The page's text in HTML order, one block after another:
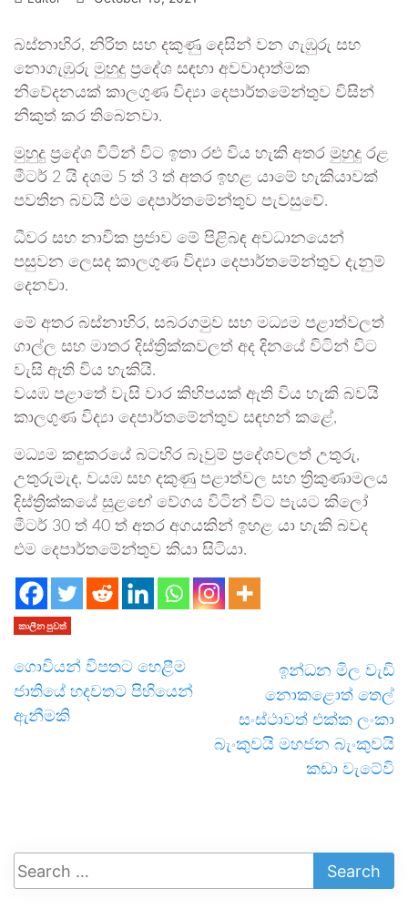
බස්නාහිර, නිරිත සහ දකුණු දෙසින් වන ගැඹුරු සහ
නොගැඹුරු මුහුදු ප්‍රදේශ සඳහා අවවාදාත්මක
නිවේදනයක් කාලගුණ විද්‍යා දෙපාර්තමේන්තුව විසින්
නිකුත් කර තිබෙනවා.
මුහුදු ප්‍රදේශ විටින් විට ඉතා රළු විය හැකි අතර මුහුදු රළ
මීටර් 2 යි දශම 5 ත් 3 ත් අතර ඉහළ යාමේ හැකියාවක්
පවතින බවයි එම දෙපාර්තමේන්තුව පැවසුවේ.
ධීවර සහ නාවික ප්‍රජාව මේ පිළිබඳ අවධානයෙන්
පසුවන ලෙසද කාලගුණ විද්‍යා දෙපාර්තමේන්තුව දැනුම්
දෙනවා.
මේ අතර බස්නාහිර, සබරගමුව සහ මධ්‍යම පළාත්වලත්
ගාල්ල සහ මාතර දිස්ත්‍රික්කවලත් අද දිනයේ විටින් විට
වැසි ඇති විය හැකියි.
වයඹ පළාතේ වැසි වාර කිහිපයක් ඇති විය හැකි බවයි
කාලගුණ විද්‍යා දෙපාර්තමේන්තුව සඳහන් කළේ,
මධ්‍යම කඳුකරයේ බටහිර බෑවුම් ප්‍රදේශවලත් උතුරු,
උතුරුමැද, වයඹ සහ දකුණු පළාත්වල සහ ත්‍රිකුණාමලය
දිස්ත්‍රික්කයේ සුළඟේ වේගය විටින් විට පැයට කිලෝ
මීටර් 30 ත් 40 ත් අතර අගයකින් ඉහළ යා හැකි බවද
එම දෙපාර්තමේන්තුව කියා සිටියා.
කාලීන පුවත්
ගොවියන් විපතට හෙළීම
ජාතියේ හදවතට පිහියෙන්
ඇනීමකි
ඉන්ධන මිල වැඩි
නොකළොත් තෙල්
සංස්ථාවත් එක්ක ලංකා
බැංකුවයි මහජන බැංකුවයි
කඩා වැටේවි